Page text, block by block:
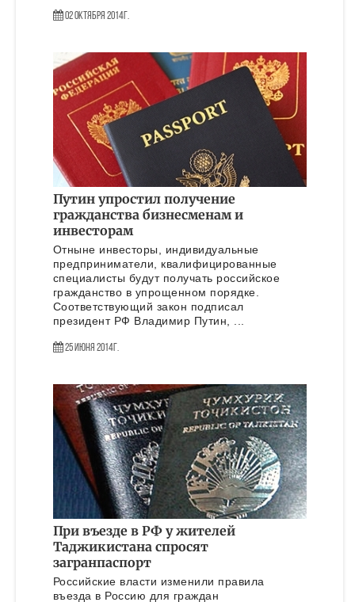
02 Октября 2014г.
Путин упростил получение
гражданства бизнесменам и
инвесторам
Отныне инвесторы, индивидуальные
предприниматели, квалифицированные
специалисты будут получать российское
гражданство в упрощенном порядке.
Соответствующий закон подписал
президент РФ Владимир Путин, ...
25 Июня 2014г.
При въезде в РФ у жителей
Таджикистана спросят
загранпаспорт
Российские власти изменили правила
въезда в Россию для граждан